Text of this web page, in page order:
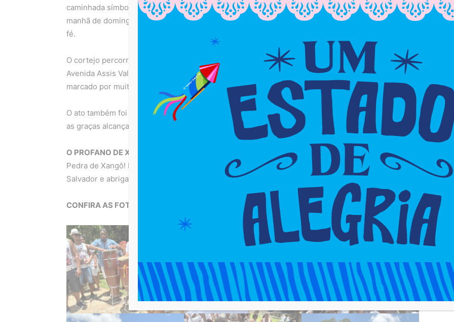
caminhada símbolo de luta e ancestralidade. A 15ª Caminhada da Pedra de Xangô aconteceu na
manhã de domingo(4), na Avenida Assis Valente e reuniu milhares de pessoas numa procissão de
fé.
O cortejo percorreu cerca de 2km entre a Pronaica e o Parque Sagrado da Pedra de Xangô pela
Avenida Assis Valente. Ao chegar no monumento, foi erguido o presente ao orixá. O momento foi
marcado por muita emoção.
Assista aqui.
O ato também foi marcado por fé! Muita gente encostou na pedra para pedir bençãos e agradecer
as graças alcançadas.
O PROFANO DE XANGÔ –
Depois da parte religiosa, o samba de terreiro tomou conta do Parque
Pedra de Xangô! Local sagrado que preserva ancestralidade é tombado como patrimônio de
Salvador e abrigava o antigo quilombo buraco do Tatu.
CONFIRA AS FOTOS: